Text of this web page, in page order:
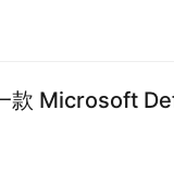
款 Microsoft